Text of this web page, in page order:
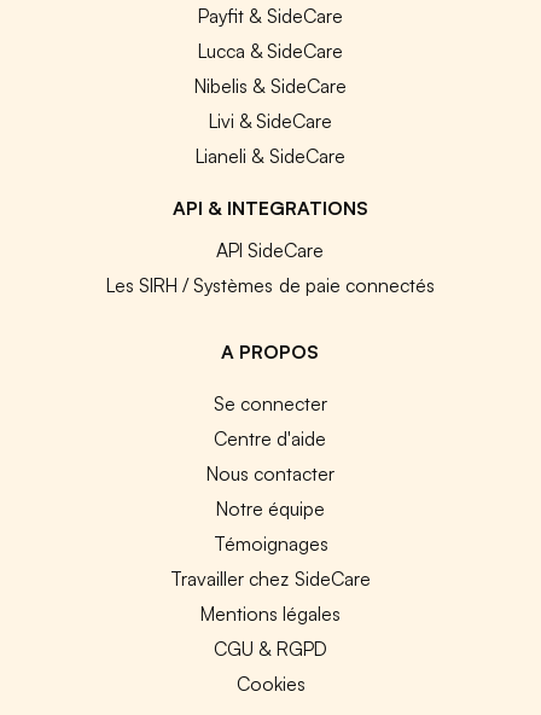
Payfit & SideCare
Lucca & SideCare
Nibelis & SideCare
Livi & SideCare
Lianeli & SideCare
API & INTEGRATIONS
API SideCare
Les SIRH / Systèmes de paie connectés
A PROPOS
Se connecter
Centre d'aide
Nous contacter
Notre équipe
Témoignages
Travailler chez SideCare
Mentions légales
CGU & RGPD
Cookies